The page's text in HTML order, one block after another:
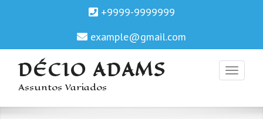
+9999-9999999
example@gmail.com
DÉCIO ADAMS
Assuntos Variados